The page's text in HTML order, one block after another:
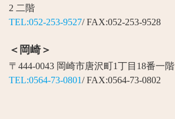
2 二階
TEL:052-253-9527/ FAX:052-253-9528
＜岡崎＞
〒444-0043 岡崎市唐沢町1丁目18番一階
TEL:0564-73-0801/ FAX:0564-73-0802